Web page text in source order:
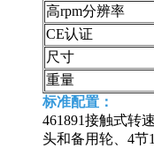
高rpm分辨率
CE认证
尺寸
重量
标准配置：
461891接触式转
头和备用轮、4节